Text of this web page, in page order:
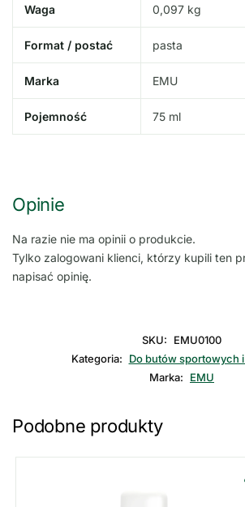
Waga 0,097 kg
Format / postać pasta
Marka EMU
Pojemność 75 ml
Opinie
Na razie nie ma opinii o produkcie.
Tylko zalogowani klienci, którzy kupili ten
napisać opinię.
SKU:
EMU0100
Kategoria:
Do butów sportowych
Marka:
EMU
Podobne produkty